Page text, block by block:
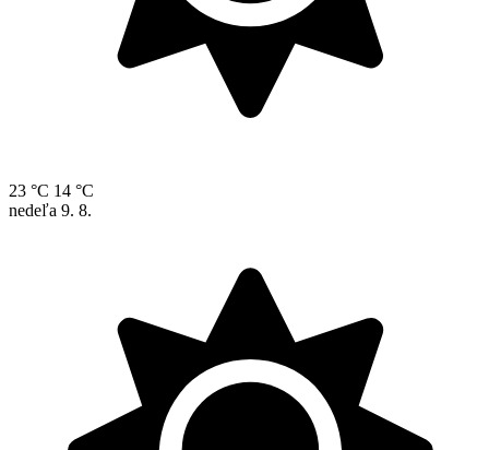
23 °C 14 °C
nedeľa 9. 8.